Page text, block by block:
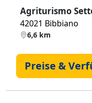
Agriturismo
42021 Bibbiano
6,6 km
Preise &